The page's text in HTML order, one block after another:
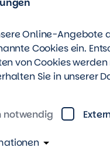
wechselnde
und
Gera
Angebot, nur
zu zahlen. Eine
Online-Angebote
Cookies ein.
von Cookies
Sie in unserer
notwendig